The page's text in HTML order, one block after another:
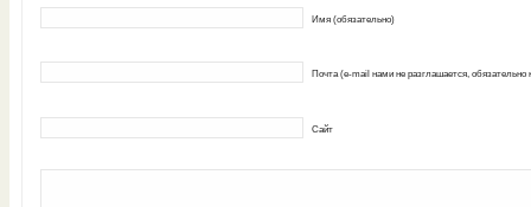
Имя (обязательно)
Почта (e-mail нами не разглашается, обязательно
Сайт